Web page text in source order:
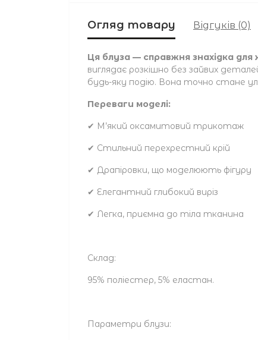
Огляд товару Відгуків (0)
Ця блуза — справжня знахідка для
виглядає розкішно без зайвих
будь-яку подію. Вона точно стане
Переваги моделі:
✔ М’який оксамитовий трикотаж
✔ Стильний перехрестний крій
✔ Драпіровки, що моделюють фігуру
✔ Елегантний глибокий виріз
✔ Легка, приємна до тіла тканина
Склад:
95% поліестер, 5% еластан.
Параметри блузи: